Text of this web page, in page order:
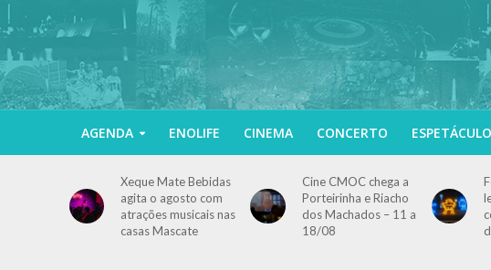
AGENDA ENOLIFE CINEMA CONCERTO ESPETÁCULO
Xeque Mate Bebidas
agita o agosto com
atrações musicais nas
casas Mascate
Cine CMOC chega a
Porteirinha e Riacho
dos Machados – 11 a
18/08